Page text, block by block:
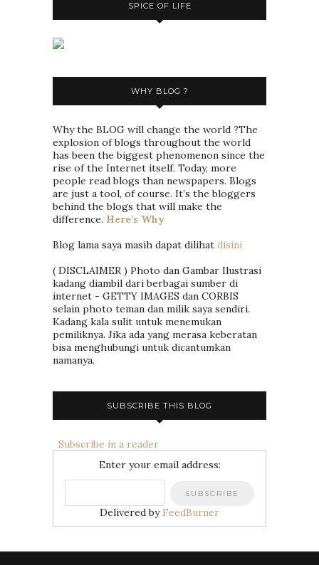
SPICE OF LIFE
WHY BLOG ?
Why the BLOG will change the world ?The
explosion of blogs throughout the world
has been the biggest phenomenon since the
rise of the Internet itself. Today, more
people read blogs than newspapers. Blogs
are just a tool, of course. It’s the bloggers
behind the blogs that will make the
difference. Here's Why
Blog lama saya masih dapat dilihat disini
( DISCLAIMER ) Photo dan Gambar Ilustrasi
kadang diambil dari berbagai sumber di
internet - GETTY IMAGES dan CORBIS
selain photo teman dan milik saya sendiri.
Kadang kala sulit untuk menemukan
pemiliknya. Jika ada yang merasa keberatan
bisa menghubungi untuk dicantumkan
namanya.
SUBSCRIBE THIS BLOG
Subscribe in a reader
Enter your email address:
Delivered by FeedBurner